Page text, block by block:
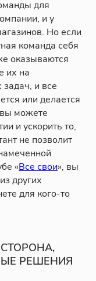
для
и у
Но если
команда себя
оказываются
их на
и все
или делается
можете
и ускорить то,
не позволит
«Все свои», вы
других
для кого-то
РЕШЕНИЯ